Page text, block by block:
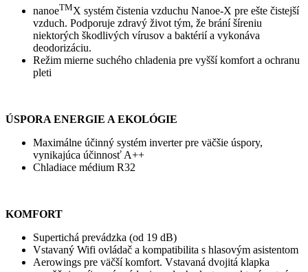
nanoeTMX systém čistenia vzduchu Nanoe-X pre ešte čistejší
vzduch. Podporuje zdravý život tým, že brání šíreniu
niektorých škodlivých vírusov a baktérií a vykonáva
deodorizáciu.
Režim mierne suchého chladenia pre vyšší komfort a ochranu
pleti
ÚSPORA ENERGIE A EKOLÓGIE
Maximálne účinný systém inverter pre väčšie úspory,
vynikajúca účinnosť A++
Chladiace médium R32
KOMFORT
Supertichá prevádzka (od 19 dB)
Vstavaný Wifi ovládač a kompatibilita s hlasovým asistentom
Aerowings pre väčší komfort. Vstavaná dvojitá klapka